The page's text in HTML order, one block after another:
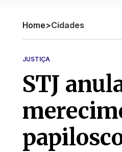
Home>Cidades
JUSTIÇA
STJ